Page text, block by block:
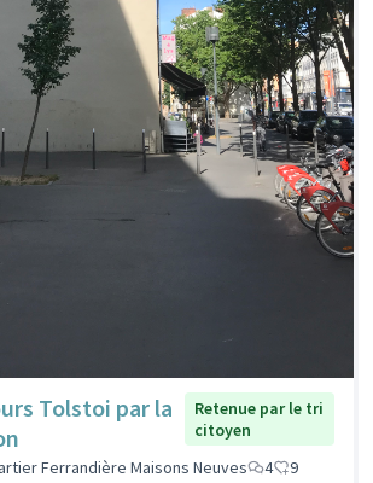
Tolstoi par la
Retenue par le tri
citoyen
Ferrandière Maisons Neuves
4 9